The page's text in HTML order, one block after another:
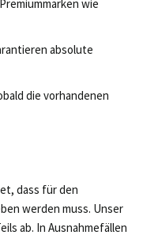
wie
absolute
die vorhandenen
dass für den
werden muss. Unser
ab. In Ausnahmefällen